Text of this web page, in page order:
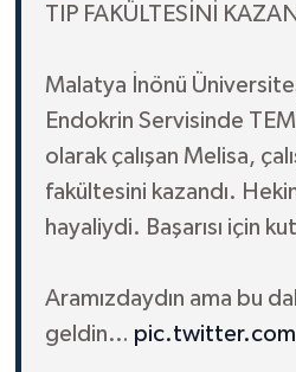
TIP FAKÜLTESİNİ
Malatya İnönü
Endokrin Servisinde
olarak çalışan Melisa,
fakültesini kazandı.
hayaliydi. Başarısı için
Aramızdaydın ama bu
geldin…